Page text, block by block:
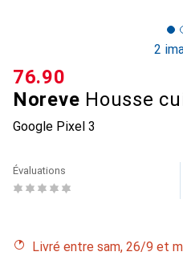
2
Noreve Housse
Google Pixel 3
CHF
76.90
Évaluations
Livré entre sam, 26/9 et